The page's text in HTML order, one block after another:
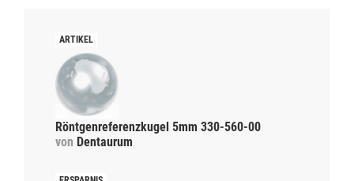
Röntgenreferenzkugel 5mm 330-560-00
von Dentaurum